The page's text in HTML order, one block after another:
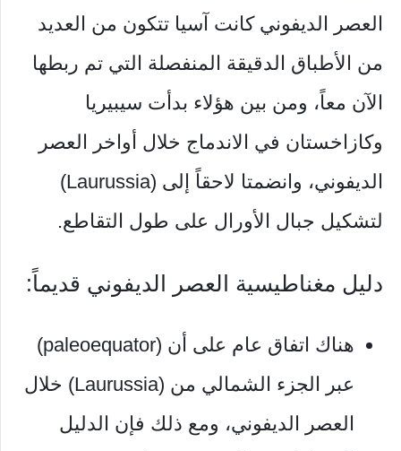
العصر الديفوني كانت آسيا تتكون من العديد
من الأطباق الدقيقة المنفصلة التي تم ربطها
الآن معاً، ومن بين هؤلاء بدأت سيبيريا
وكازاخستان في الاندماج خلال أواخر العصر
الديفوني، وانضمتا لاحقاً إلى (Laurussia)
لتشكيل جبال الأورال على طول التقاطع.
دليل مغناطيسية العصر الديفوني قديماً:
هناك اتفاق عام على أن (paleoequator)
عبر الجزء الشمالي من (Laurussia) خلال
العصر الديفوني، ومع ذلك فإن الدليل